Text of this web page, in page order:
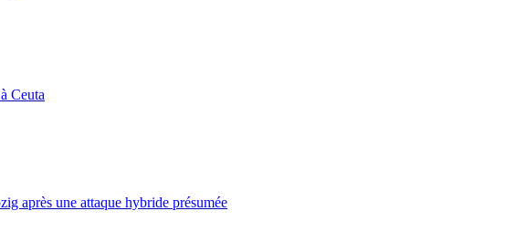
Ceuta
après une attaque hybride présumée